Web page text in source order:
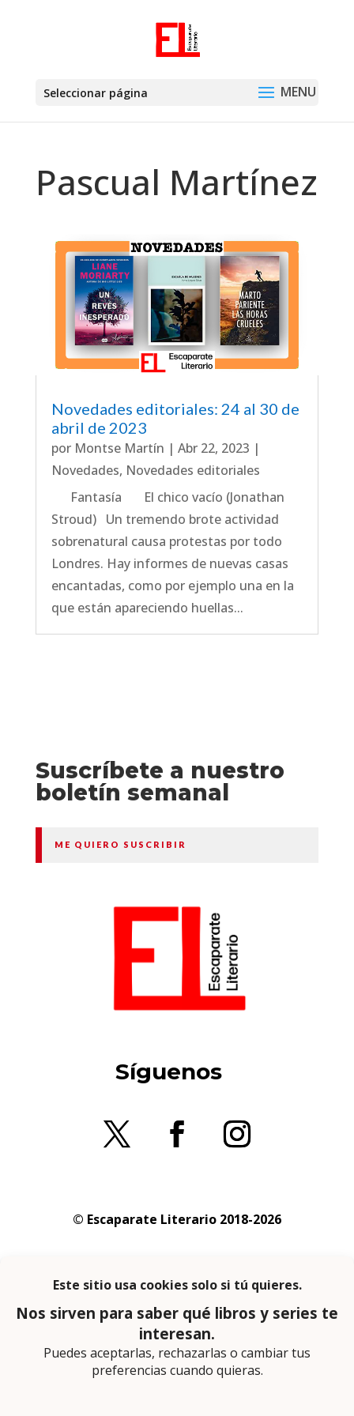
Seleccionar página
Pascual Martínez
Novedades editoriales: 24 al 30 de
abril de 2023
por Montse Martín | Abr 22, 2023 |
Novedades, Novedades editoriales
Fantasía El chico vacío (Jonathan
Stroud) Un tremendo brote actividad
sobrenatural causa protestas por todo
Londres. Hay informes de nuevas casas
encantadas, como por ejemplo una en la
que están apareciendo huellas...
Suscríbete a nuestro
boletín semanal
ME QUIERO SUSCRIBIR
Síguenos
© Escaparate Literario 2018-2026
privacidad
En calidad de afiliado de Amazon obtengo
ingresos por las compras adscritas que